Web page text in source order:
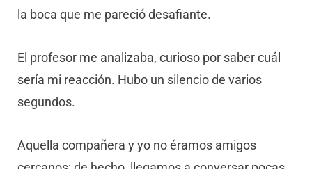
la boca que me pareció desafiante.
El profesor me analizaba, curioso por saber cuál
sería mi reacción. Hubo un silencio de varios
segundos.
Aquella compañera y yo no éramos amigos